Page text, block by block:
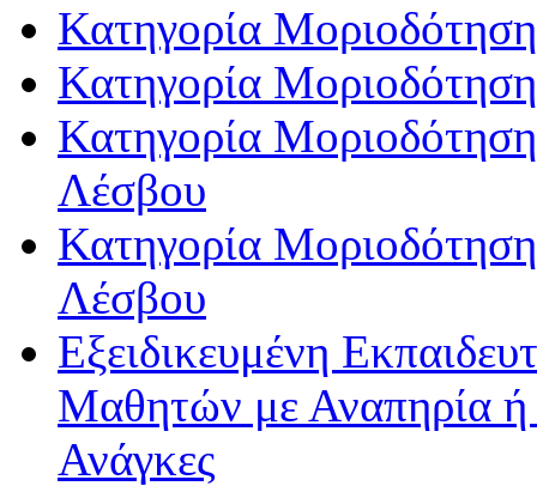
Κατηγορία
Κατηγορία
Κατηγορία
Λέσβου
Κατηγορία
Λέσβου
Εξειδικευμένη
Μαθητών με Αναπηρία ή /
Ανάγκες